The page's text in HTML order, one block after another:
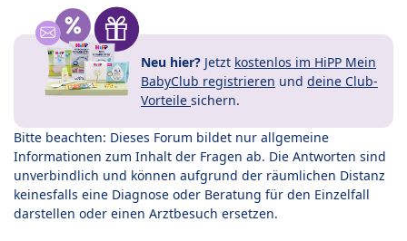
Neu hier? Jetzt kostenlos im HiPP Mein
BabyClub registrieren und deine Club-
Vorteile sichern.
Bitte beachten: Dieses Forum bildet nur allgemeine
Informationen zum Inhalt der Fragen ab. Die Antworten sind
unverbindlich und können aufgrund der räumlichen Distanz
keinesfalls eine Diagnose oder Beratung für den Einzelfall
darstellen oder einen Arztbesuch ersetzen.